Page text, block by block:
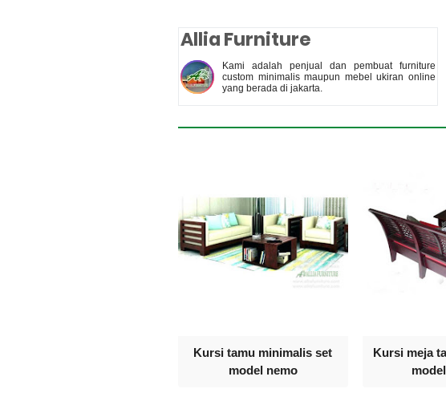
Allia Furniture
Kami adalah penjual dan pembuat furniture
custom minimalis maupun mebel ukiran online
yang berada di jakarta.
Kursi tamu minimalis set
model nemo
Kursi meja